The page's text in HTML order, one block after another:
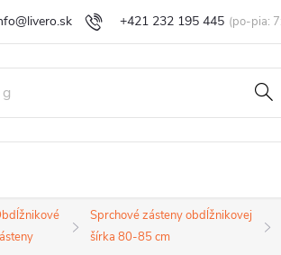
+421 232 195 445
tovaru a reklamácia Obchodné podmienky
Sprchové zásteny obdĺžnikovej
šírka 80-85 cm